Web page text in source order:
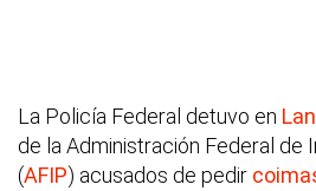
La Policía Federal detuvo en
de la Administración Federal de
(AFIP) acusados de pedir